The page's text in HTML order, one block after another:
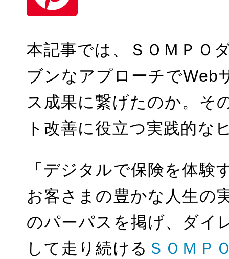
a
k
e
d
n
t
e
e
t
本記事では、ＳＯＭＰＯ
ブンなアプローチでWeb
ス成果に繋げたのか。そ
ト改善に役立つ実践的な
「デジタルで保険を体
お客さまの豊かな人生の
のパーパスを掲げ、ダイ
して走り続ける ＳＯＭＰ